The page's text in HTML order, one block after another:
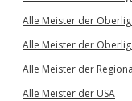
Alle Meister der
Alle Meister der
Alle Meister der
Alle Meister der USA